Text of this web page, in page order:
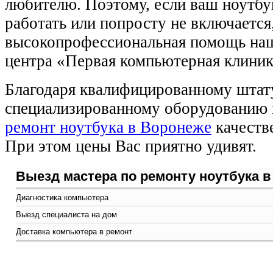
любителю. Поэтому, если ваш
работать или попросту не
высокопрофессиональная помощь
центра «Первая компьютерная
Благодаря квалифицированному
специализированному
ремонт ноутбука в Воронеже
При этом цены Вас приятно удивят.
Выезд мастера по ремонту ноутбука
Диагностика компьютера
Выезд специалиста на дом
Доставка компьютера в ремонт